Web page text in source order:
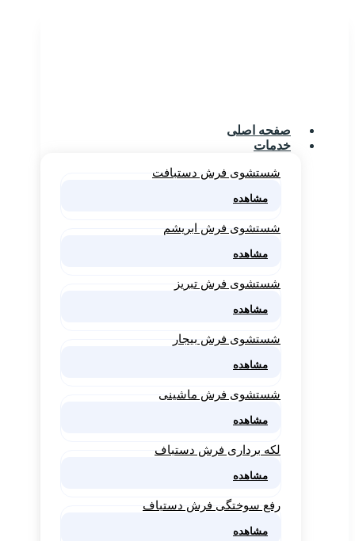
صفحه اصلی
خدمات
شستشوی فرش دستبافت
مشاهده
شستشوی فرش ابریشم
مشاهده
شستشوی فرش تبریز
مشاهده
شستشوی فرش بیجار
مشاهده
شستشوی فرش ماشینی
مشاهده
لکه برداری فرش دستباف
مشاهده
رفع سوختگی فرش دستباف
مشاهده